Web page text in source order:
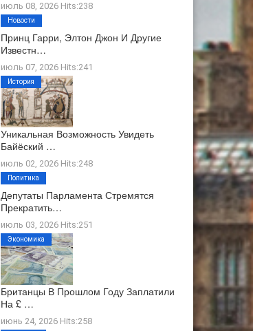
июль 08, 2026 Hits:238
Принц Гарри, Элтон Джон И Другие
Известн…
июль 07, 2026 Hits:241
Новости
Уникальная Возможность Увидеть
Байёский …
июль 02, 2026 Hits:248
История
Депутаты Парламента Стремятся
Прекратить…
июль 03, 2026 Hits:251
Политика
Британцы В Прошлом Году Заплатили
На £ …
июнь 24, 2026 Hits:258
Экономика